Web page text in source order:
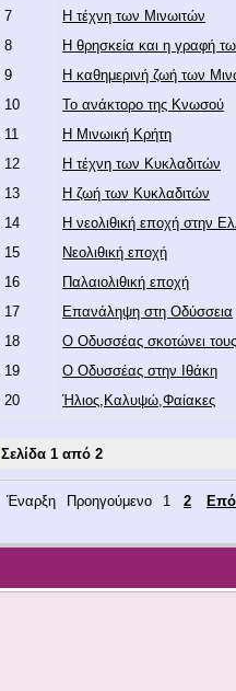
7
Η τέχνη των Μινωιτών
8
Η θρησκεία και η γραφή
9
Η καθημερινή ζωή των
10
Το ανάκτορο της Κνωσού
11
Η Μινωική Κρήτη
12
Η τέχνη των Κυκλαδιτών
13
Η ζωή των Κυκλαδιτών
14
Η νεολιθική εποχή στην
15
Νεολιθική εποχή
16
Παλαιολιθική εποχή
17
Επανάληψη στη Οδύσσεια
18
Ο Οδυσσέας σκοτώνει
19
Ο Οδυσσέας στην Ιθάκη
20
Ήλιος,Καλυψώ,Φαίακες
Σελίδα 1 από 2
Έναρξη Προηγούμενο 1 2